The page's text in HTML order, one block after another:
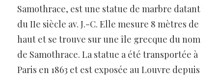
Samothrace, est une statue de marbre datant
du IIe siècle av. J.-C. Elle mesure 8 mètres de
haut et se trouve sur une île grecque du nom
de Samothrace. La statue a été transportée à
Paris en 1863 et est exposée au Louvre depuis